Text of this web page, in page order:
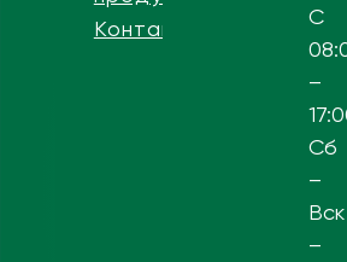
Контакты
С
–
Сб
–
Вск
–